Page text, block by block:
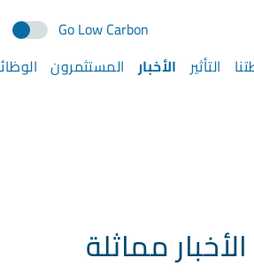
Go Low Carbon
التأثير الأخبار المستثمرون
الأخبار مماثلة